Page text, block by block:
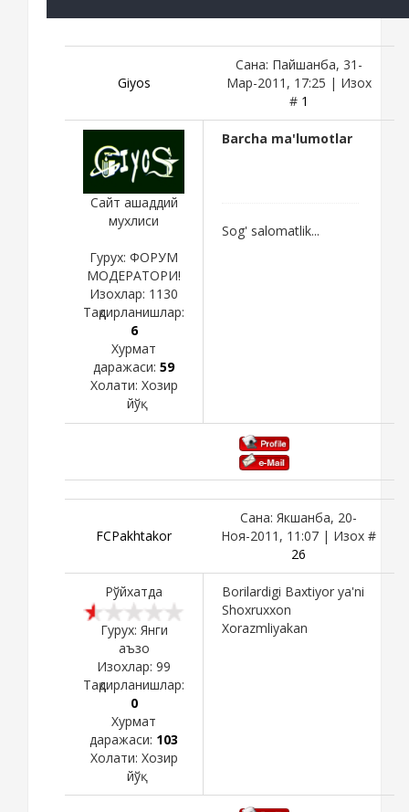
Giyos
Сана: Пайшанба, 31-
Мар-2011, 17:25 | Изох
# 1
Сайт ашаддий
мухлиси
Гурух: ФОРУМ
МОДЕРАТОРИ!
Изохлар: 1130
Тақдирланишлар:
6
Хурмат
даражаси: 59
Холати: Хозир
йўқ
Barcha ma'lumotlar
Sog' salomatlik...
FCPakhtakor
Сана: Якшанба, 20-
Ноя-2011, 11:07 | Изох #
26
Рўйхатда
Гурух: Янги
аъзо
Изохлар: 99
Тақдирланишлар:
0
Хурмат
даражаси: 103
Холати: Хозир
йўқ
Borilardigi Baxtiyor ya'ni
Shoxruxxon
Xorazmliyakan